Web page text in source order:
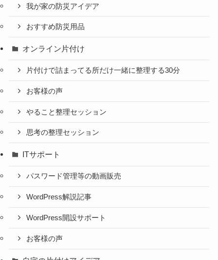
我が家の防災アイデア
おすすめ防災用品
オンライン片付け
片付けで詰まってる所だけ一緒に整理する30分
お客様の声
やること整理セッション
思考の整理セッション
ITサポート
パスワード管理等の動画販売
WordPress解説記事
WordPress開設サポート
お客様の声